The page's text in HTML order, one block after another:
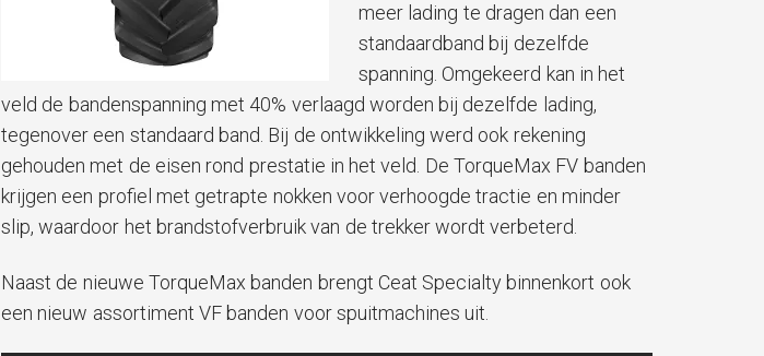
meer lading te dragen dan een
standaardband bij dezelfde
spanning. Omgekeerd kan in het
veld de bandenspanning met 40% verlaagd worden bij dezelfde lading,
tegenover een standaard band. Bij de ontwikkeling werd ook rekening
gehouden met de eisen rond prestatie in het veld. De TorqueMax FV banden
krijgen een profiel met getrapte nokken voor verhoogde tractie en minder
slip, waardoor het brandstofverbruik van de trekker wordt verbeterd.
Naast de nieuwe TorqueMax banden brengt Ceat Specialty binnenkort ook
een nieuw assortiment VF banden voor spuitmachines uit.